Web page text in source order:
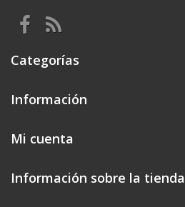
Categorías
Información
Mi cuenta
Información sobre la tienda